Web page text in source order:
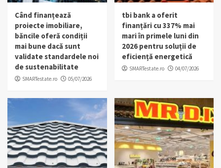
Când finanțează
proiecte imobiliare,
băncile oferă condiții
mai bune dacă sunt
validate standardele noi
de sustenabilitate
SMARTestate.ro 05/07/2026
tbi bank a oferit
finanțări cu 337% mai
mari în primele luni din
2026 pentru soluții de
eficiență energetică
SMARTestate.ro 04/07/2026